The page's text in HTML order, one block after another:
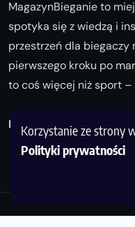
Korzystanie ze strony
Polityki prywatności
MagazynBieganie to
spotyka się z wiedzą i
przestrzeń dla biegaczy
pierwszego kroku po
to coś więcej niż sport
Biegaj z nami i